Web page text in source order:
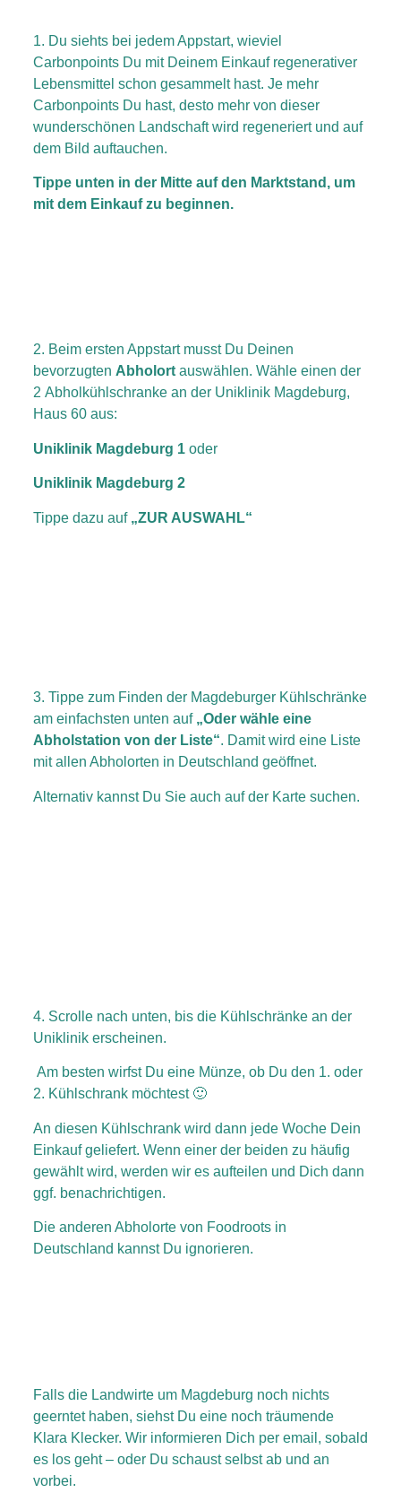
1. Du siehts bei jedem Appstart, wieviel
Carbonpoints Du mit Deinem Einkauf regenerativer
Lebensmittel schon gesammelt hast. Je mehr
Carbonpoints Du hast, desto mehr von dieser
wunderschönen Landschaft wird regeneriert und auf
dem Bild auftauchen.
Tippe unten in der Mitte auf den Marktstand, um
mit dem Einkauf zu beginnen.
2. Beim ersten Appstart musst Du Deinen
bevorzugten Abholort auswählen. Wähle einen der
2 Abholkühlschranke an der Uniklinik Magdeburg,
Haus 60 aus:
Uniklinik Magdeburg 1 oder
Uniklinik Magdeburg 2
Tippe dazu auf„ZUR AUSWAHL“
3. Tippe zum Finden der Magdeburger Kühlschränke
am einfachsten unten auf „Oder wähle eine
Abholstation von der Liste“. Damit wird eine Liste
mit allen Abholorten in Deutschland geöffnet.
Alternativ kannst Du Sie auch auf der Karte suchen.
4. Scrolle nach unten, bis die Kühlschränke an der
Uniklinik erscheinen.
Am besten wirfst Du eine Münze, ob Du den 1. oder
2. Kühlschrank möchtest 🙂
An diesen Kühlschrank wird dann jede Woche Dein
Einkauf geliefert. Wenn einer der beiden zu häufig
gewählt wird, werden wir es aufteilen und Dich dann
ggf. benachrichtigen.
Die anderen Abholorte von Foodroots in
Deutschland kannst Du ignorieren.
Falls die Landwirte um Magdeburg noch nichts
geerntet haben, siehst Du eine noch träumende
Klara Klecker. Wir informieren Dich per email, sobald
es los geht – oder Du schaust selbst ab und an
vorbei.